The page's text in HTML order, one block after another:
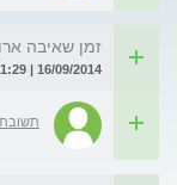
זמן שאיבה
16/09/2014 | 21:29 | מאת: אפרת